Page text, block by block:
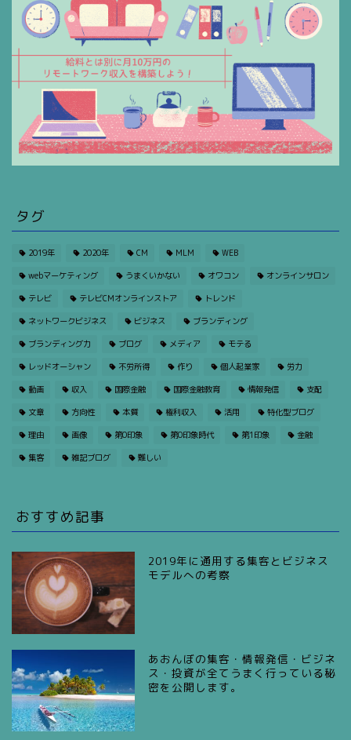
タグ
2019年 2020年 CM MLM WEB
webマーケティング うまくいかない オワコン オンラインサロン
テレビ テレビCMオンラインストア トレンド
ネットワークビジネス ビジネス ブランディング
ブランディング力 ブログ メディア モテる
レッドオーシャン 不労所得 作り 個人起業家 労力
動画 収入 国際金融 国際金融教育 情報発信 支配
文章 方向性 本質 権利収入 活用 特化型ブログ
理由 画像 第0印象 第0印象時代 第1印象 金融
集客 雑記ブログ 難しい
おすすめ記事
2019年に通用する集客とビジネス
モデルへの考察
あおんぼの集客・情報発信・ビジネ
ス・投資が全てうまく行っている秘
密を公開します。